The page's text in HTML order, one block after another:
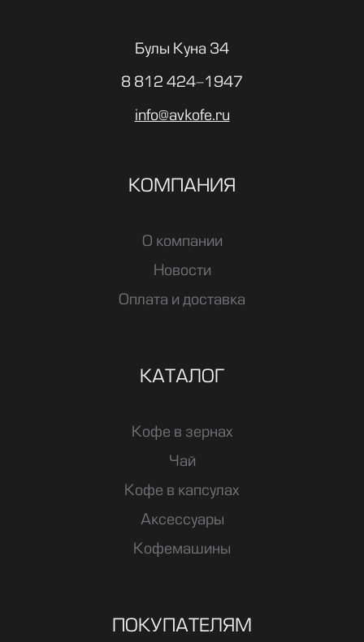
Булы Куна 34
8 812 424-1947
info@avkofe.ru
КОМПАНИЯ
О компании
Новости
Оплата и доставка
КАТАЛОГ
Кофе в зернах
Чай
Кофе в капсулах
Аксессуары
Кофемашины
ПОКУПАТЕЛЯМ